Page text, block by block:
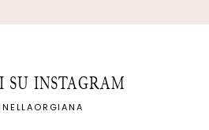
SU INSTAGRAM